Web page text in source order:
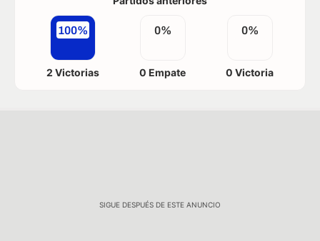
100%
2 Victorias
0%
0 Empate
0%
0 Victoria
SIGUE DESPUÉS DE ESTE ANUNCIO